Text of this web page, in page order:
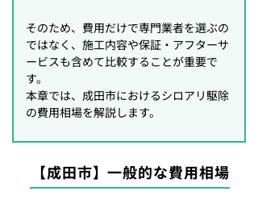
そのため、費用だけで専門業者を選ぶの
ではなく、施工内容や保証・アフターサ
ービスも含めて比較することが重要で
す。
本章では、成田市におけるシロアリ駆除
の費用相場を解説します。
【成田市】一般的な費用相場